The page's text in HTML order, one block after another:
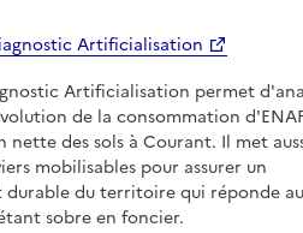
Artificialisation
Artificialisation permet
de la consommation
des sols à Courant. Il met
mobilisables pour assurer un
du territoire qui réponde
sobre en foncier.